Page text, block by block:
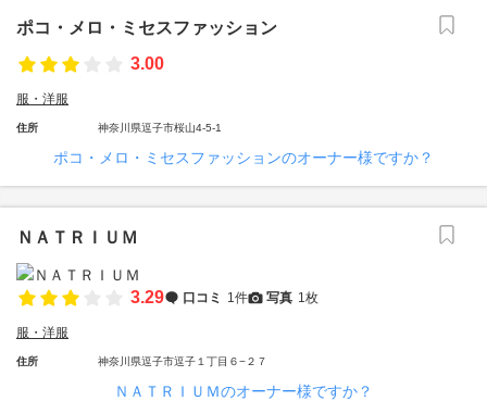
ポコ・メロ・ミセスファッション
3.00
服・洋服
住所 神奈川県逗子市桜山4-5-1
ポコ・メロ・ミセスファッションのオーナー様ですか？
ＮＡＴＲＩＵＭ
3.29 口コミ 1件 写真 1枚
服・洋服
住所 神奈川県逗子市逗子１丁目６−２７
ＮＡＴＲＩＵＭのオーナー様ですか？